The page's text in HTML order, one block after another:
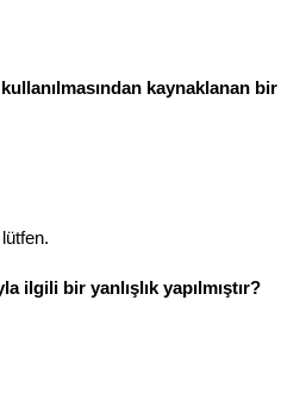
kaynaklanan bir
ilgili bir yanlışlık yapılmıştır?